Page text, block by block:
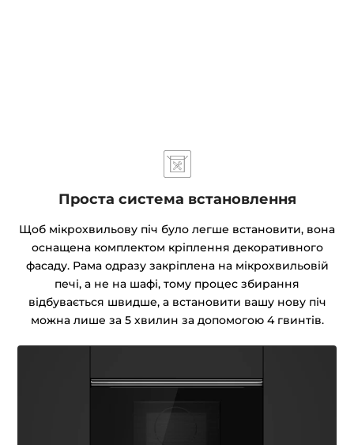
Проста система встановлення
Щоб мікрохвильову піч було легше встановити, вона
оснащена комплектом кріплення декоративного
фасаду. Рама одразу закріплена на мікрохвильовій
печі, а не на шафі, тому процес збирання
відбувається швидше, а встановити вашу нову піч
можна лише за 5 хвилин за допомогою 4 гвинтів.